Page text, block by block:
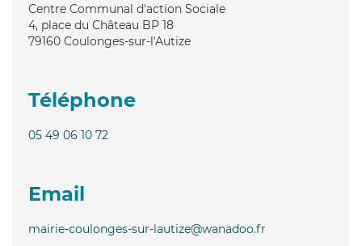
Centre Communal d'action Sociale
4, place du Château BP 18
79160 Coulonges-sur-l'Autize
Téléphone
05 49 06 10 72
Email
mairie-coulonges-sur-lautize@wanadoo.fr